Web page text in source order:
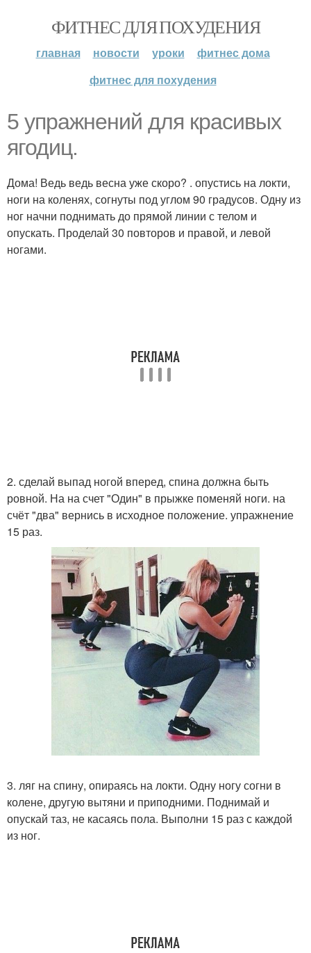
ФИТНЕС ДЛЯ ПОХУДЕНИЯ
главная новости уроки
фитнес дома
фитнес для похудения
5 упражнений для красивых
ягодиц.
Дома! Ведь ведь весна уже скоро? . опустись на локти,
ноги на коленях, согнуты под углом 90 градусов. Одну из
ног начни поднимать до прямой линии с телом и
опускать. Проделай 30 повторов и правой, и левой
ногами.
2. сделай выпад ногой вперед, спина должна быть
ровной. На на счет "Один" в прыжке поменяй ноги. на
счёт "два" вернись в исходное положение. упражнение
15 раз.
3. ляг на спину, опираясь на локти. Одну ногу согни в
колене, другую вытяни и приподними. Поднимай и
опускай таз, не касаясь пола. Выполни 15 раз с каждой
из ног.